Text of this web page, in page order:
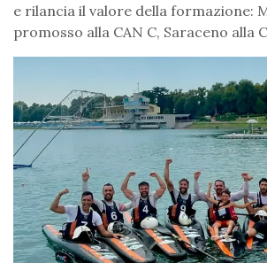
e rilancia il valore della formazione:
promosso alla CAN C, Saraceno alla